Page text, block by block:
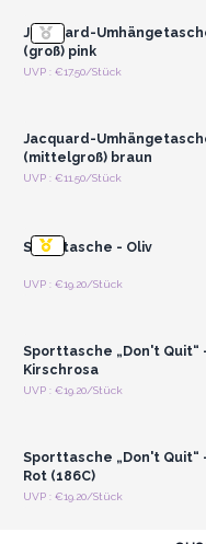
Jacquard-
(groß) pink
UVP : €17.50/StückAnmelden oder
Jacquard-
(mittelgroß) braun
UVP : €11.50/StückAnmelden oder
Sporttasche - Oliv
UVP : €19.20/StückAnmelden oder
Sporttasche „Don't Quit“
Kirschrosa
UVP : €19.20/StückAnmelden oder
Sporttasche „Don't Quit“
Rot (186C)
UVP : €19.20/Stück